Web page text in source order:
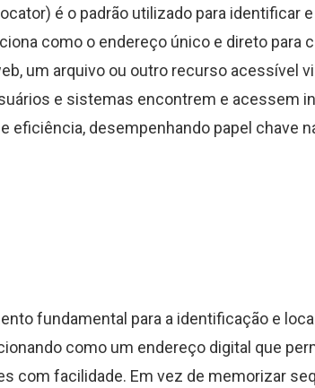
é o padrão utilizado para identificar
como o endereço único e direto para
um arquivo ou outro recurso acessível
e sistemas encontrem e acessem
eficiência, desempenhando papel chave
fundamental para a identificação e
como um endereço digital que
com facilidade. Em vez de memorizar